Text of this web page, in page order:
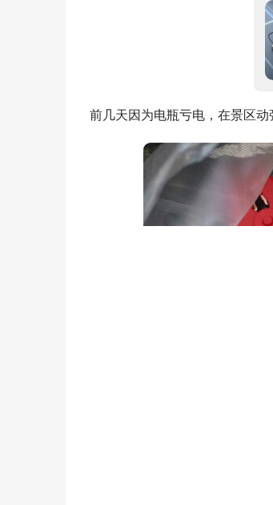
前几天因为电瓶亏电，在景区